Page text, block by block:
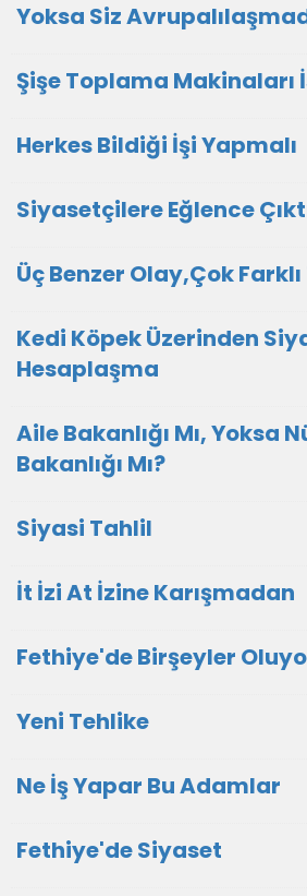
Yoksa Siz
Şişe Toplama Makinaları
Herkes Bildiği İşi Yapmalı
Siyasetçilere Eğlence
Üç Benzer Olay,Çok
Kedi Köpek Üzerinden
Hesaplaşma
Aile Bakanlığı Mı, Yoksa
Bakanlığı Mı?
Siyasi Tahlil
İt İzi At İzine Karışmadan
Fethiye'de Birşeyler
Yeni Tehlike
Ne İş Yapar Bu Adamlar
Fethiye'de Siyaset